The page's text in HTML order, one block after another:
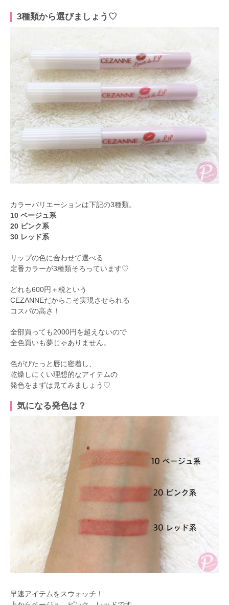
3種類から選びましょう♡
カラーバリエーションは下記の3種類。
10 ベージュ系
20 ピンク系
30 レッド系
リップの色に合わせて選べる
定番カラーが3種類そろっています♡
どれも600円＋税という
CEZANNEだからこそ実現させられる
コスパの高さ！
全部買っても2000円を超えないので
全色買いも夢じゃありません。
色がぴたっと唇に密着し、
乾燥しにくい理想的なアイテムの
発色をまずは見てみましょう♡
気になる発色は？
早速アイテムをスウォッチ！